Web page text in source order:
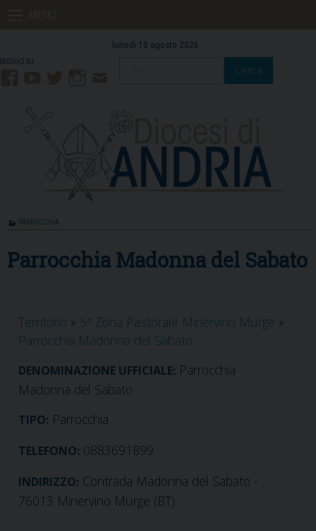
lunedì 10 agosto 2026
Mail
Cerca
PARROCCHIA
Parrocchia Madonna del Sabato
Territorio » 5ª Zona Pastorale Minervino Murge »
Parrocchia Madonna del Sabato
DENOMINAZIONE UFFICIALE: Parrocchia
Madonna del Sabato
TIPO: Parrocchia
TELEFONO: 0883691899
INDIRIZZO: Contrada Madonna del Sabato -
76013 Minervino Murge (BT)